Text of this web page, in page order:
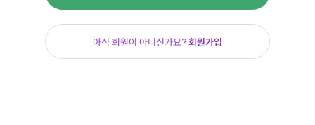
아직 회원이 아니신가요?회원가입